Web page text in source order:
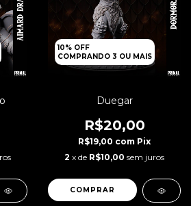
10% OFF
COMPRANDO 3 OU MAIS
Duegar
R$20,00
R$19,00 com Pix
2 x de R$10,00 sem juros